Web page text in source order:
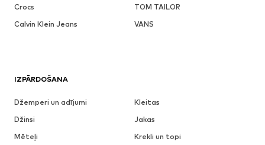
Crocs
TOM TAILOR
Calvin Klein Jeans
VANS
IZPĀRDOŠANA
Džemperi un adījumi
Kleitas
Džinsi
Jakas
Mēteļi
Krekli un topi